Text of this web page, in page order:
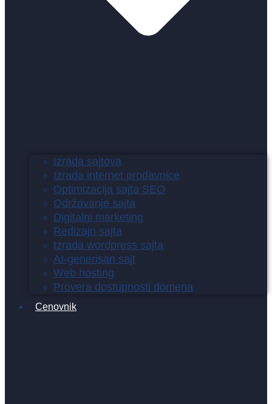
Izrada sajtova
Izrada internet prodavnice
Optimizacija sajta SEO
Održavanje sajta
Digitalni marketing
Redizajn sajta
Izrada wordpress sajta
AI-generisan sajt
Web hosting
Provera dostupnosti domena
Cenovnik